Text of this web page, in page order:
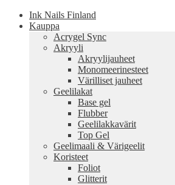
Ink Nails Finland
Kauppa
Acrygel Sync
Akryyli
Akryylijauheet
Monomeerinesteet
Värilliset jauheet
Geelilakat
Base gel
Flubber
Geelilakkavärit
Top Gel
Geelimaali & Värigeelit
Koristeet
Foliot
Glitterit